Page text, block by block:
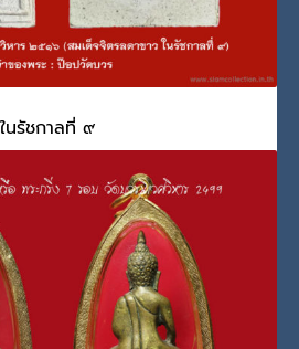
นรัชกาลที่ ๙
SCADMIN
าลที่ ๙ ในวงการ คือ สมเด็จศาสดา
ชิรญาณสังวร พระเกจิอาจารย์,พระเครื่องที่ผสมผง
ลพระเกจิอาจารย์,รัชกาลที่ 9
งวชิรญาณสังวร, ผงจิตรลดา, พระสมเด็จศาสดา
ญาณสังวร สมเด็จพระสังฆราช ,สมเด็จพระสังฆราช